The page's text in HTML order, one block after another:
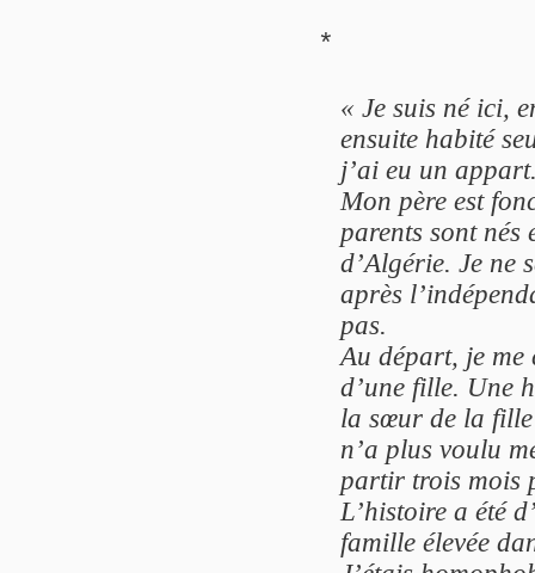
*
« Je suis né ici,
ensuite habité
j’ai eu un
Mon père est
parents sont nés
d’Algérie. Je ne
après
pas.
Au départ, je me
d’une fille. Une
la sœur de la
n’a plus voulu
partir trois mois
L’histoire a été
famille élevée